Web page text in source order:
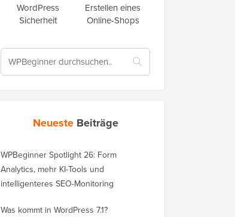
WordPress
Sicherheit
Erstellen eines
Online-Shops
Neueste Beiträge
WPBeginner Spotlight 26: Form
Analytics, mehr KI-Tools und
intelligenteres SEO-Monitoring
Was kommt in WordPress 7.1?